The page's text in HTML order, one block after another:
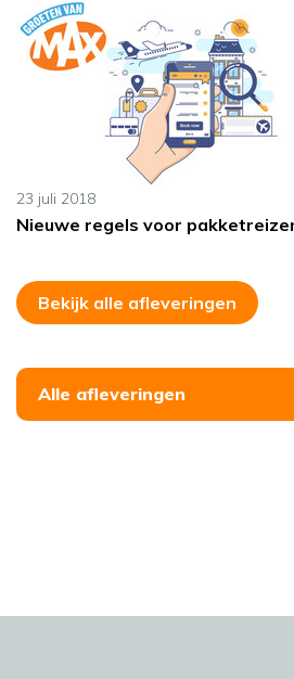
23 juli 2018
Nieuwe regels voor
Bekijk alle afleveringen
Alle afleveringen